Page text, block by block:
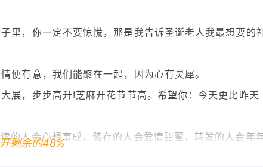
里，你一定不要惊慌，那是我告诉圣诞老人我最想要的
便有意，我们能聚在一起，因为心有灵犀。
展，步步高升!芝麻开花节节高。希望你：今天更比昨天
的人会心想事成，储存的人会爱情甜蜜，转发的人会年
剩余的48%